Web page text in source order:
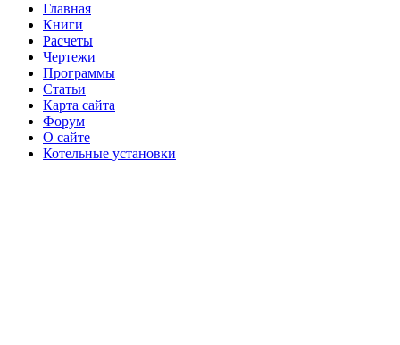
Главная
Книги
Расчеты
Чертежи
Программы
Статьи
Карта сайта
Форум
О сайте
Котельные установки